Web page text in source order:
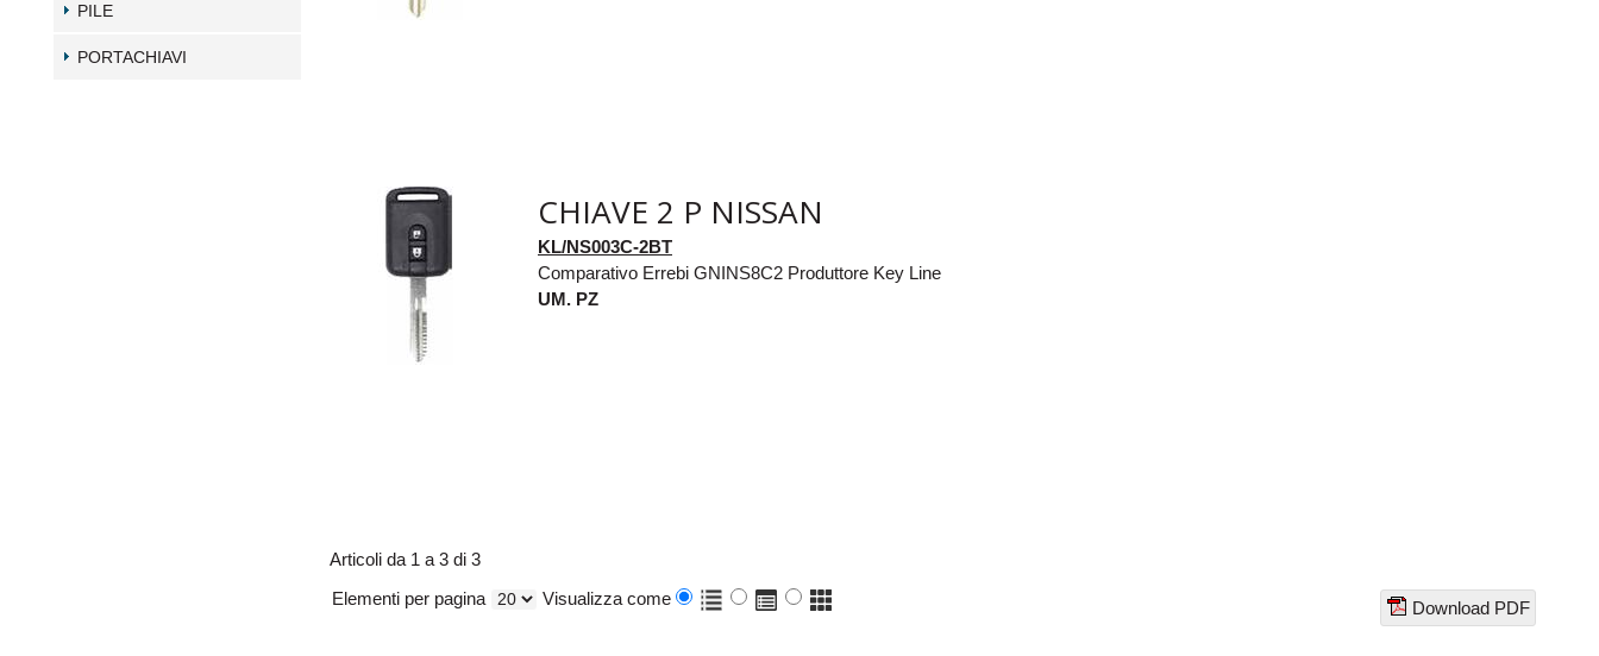
PILE
PORTACHIAVI
CHIAVE 2 P NISSAN
KL/NS003C-2BT
Comparativo Errebi GNINS8C2 Produttore Key Line
UM. PZ
Articoli da 1 a 3 di 3
Elementi per pagina
Visualizza come Download PDF